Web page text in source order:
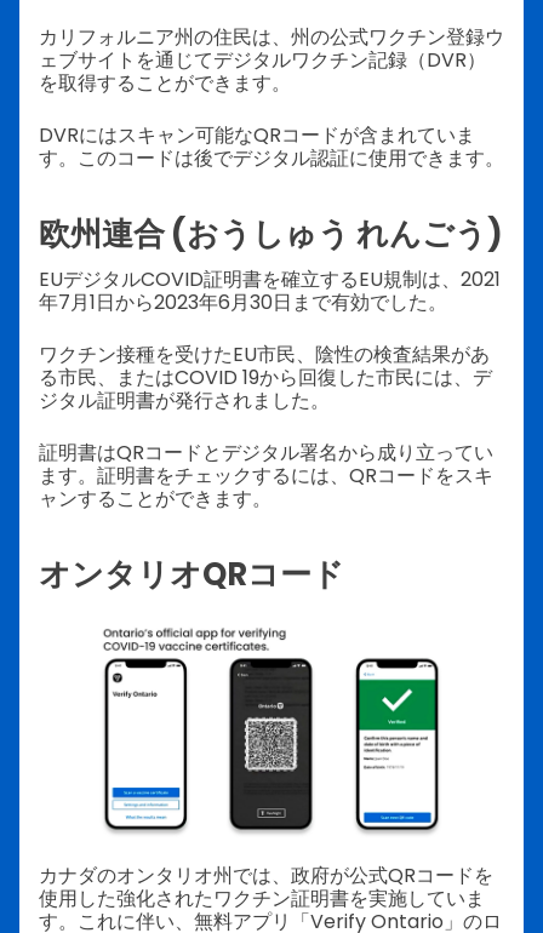
カリフォルニア州の住民は、州の公式ワクチン登録ウ
ェブサイトを通じてデジタルワクチン記録（DVR）
を取得することができます。
DVRにはスキャン可能なQRコードが含まれていま
す。このコードは後でデジタル認証に使用できます。
欧州連合 (おうしゅう れんごう)
EUデジタルCOVID証明書を確立するEU規制は、2021
年7月1日から2023年6月30日まで有効でした。
ワクチン接種を受けたEU市民、陰性の検査結果があ
る市民、またはCOVID 19から回復した市民には、デ
ジタル証明書が発行されました。
証明書はQRコードとデジタル署名から成り立ってい
ます。証明書をチェックするには、QRコードをスキ
ャンすることができます。
オンタリオQRコード
カナダのオンタリオ州では、政府が公式QRコードを
使用した強化されたワクチン証明書を実施していま
す。これに伴い、無料アプリ「Verify Ontario」のロ